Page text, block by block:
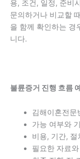
용, 조건, 일정, 준비
문의하거나 비교할
을 함께 확인하는 경
니다.
불륜증거 진행 흐름
김해이혼전문
가능 여부와
비용, 기간, 절
필요한 자료